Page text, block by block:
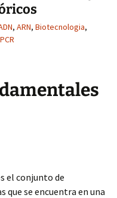
, ARN, Biotecnologia,
PCR
el conjunto de
que se encuentra en una